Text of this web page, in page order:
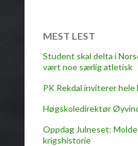
MEST LEST
Student skal delta i
vært noe særlig atletisk
PK Rekdal inviterer
Høgskoledirektør
Oppdag Julneset:
krigshistorie